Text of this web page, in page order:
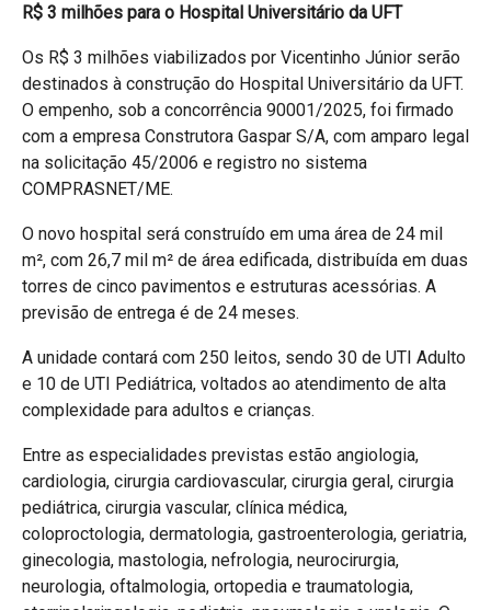
R$ 3 milhões para o Hospital Universitário da UFT
Os R$ 3 milhões viabilizados por Vicentinho Júnior serão
destinados à construção do Hospital Universitário da UFT.
O empenho, sob a concorrência 90001/2025, foi firmado
com a empresa Construtora Gaspar S/A, com amparo legal
na solicitação 45/2006 e registro no sistema
COMPRASNET/ME.
O novo hospital será construído em uma área de 24 mil
m², com 26,7 mil m² de área edificada, distribuída em duas
torres de cinco pavimentos e estruturas acessórias. A
previsão de entrega é de 24 meses.
A unidade contará com 250 leitos, sendo 30 de UTI Adulto
e 10 de UTI Pediátrica, voltados ao atendimento de alta
complexidade para adultos e crianças.
Entre as especialidades previstas estão angiologia,
cardiologia, cirurgia cardiovascular, cirurgia geral, cirurgia
pediátrica, cirurgia vascular, clínica médica,
coloproctologia, dermatologia, gastroenterologia, geriatria,
ginecologia, mastologia, nefrologia, neurocirurgia,
neurologia, oftalmologia, ortopedia e traumatologia,